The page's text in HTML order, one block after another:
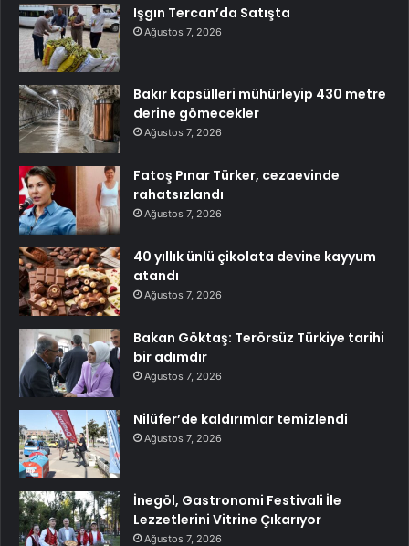
Işgın Tercan’da Satışta
Ağustos 7, 2026
Bakır kapsülleri mühürleyip 430 metre
derine gömecekler
Ağustos 7, 2026
Fatoş Pınar Türker, cezaevinde
rahatsızlandı
Ağustos 7, 2026
40 yıllık ünlü çikolata devine kayyum
atandı
Ağustos 7, 2026
Bakan Göktaş: Terörsüz Türkiye tarihi
bir adımdır
Ağustos 7, 2026
Nilüfer’de kaldırımlar temizlendi
Ağustos 7, 2026
İnegöl, Gastronomi Festivali İle
Lezzetlerini Vitrine Çıkarıyor
Ağustos 7, 2026